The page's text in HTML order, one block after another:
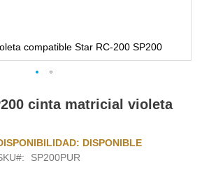
compatible Star RC-200 SP200
cinta matricial violeta
DISPONIBLE
SP200PUR